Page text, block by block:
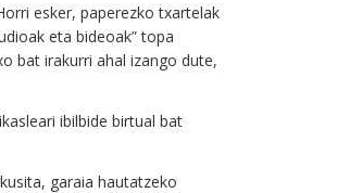
esker, paperezko txartelak
eta bideoak” topa
bat irakurri ahal izango dute,
ibilbide birtual bat
garaia hautatzeko